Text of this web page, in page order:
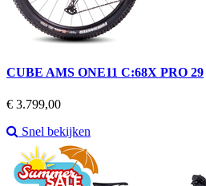
CUBE AMS ONE11 C:68X PRO 29
Prijs
€ 3.799,00
Snel bekijken